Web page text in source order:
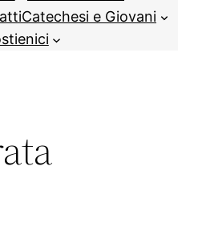
Catechesi e Giovani